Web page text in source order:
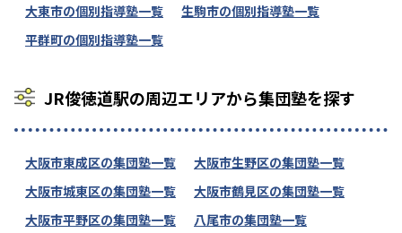
大東市の個別指導塾一覧
生駒市の個別指導塾一覧
平群町の個別指導塾一覧
JR俊徳道駅の周辺エリアから集団塾を探す
大阪市東成区の集団塾一覧
大阪市生野区の集団塾一覧
大阪市城東区の集団塾一覧
大阪市鶴見区の集団塾一覧
大阪市平野区の集団塾一覧
八尾市の集団塾一覧